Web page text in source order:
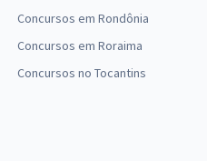
Concursos em Rondônia
Concursos em Roraima
Concursos no Tocantins